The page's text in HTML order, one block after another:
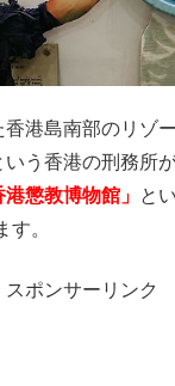
港島南部のリゾ
う香港の刑務所
港懲教博物館」 と
す。
スポンサーリンク